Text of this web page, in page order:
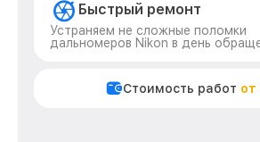
Быстрый ремонт
Устраняем не сложные поломки
дальномеров Nikon в день
Стоимость работ от